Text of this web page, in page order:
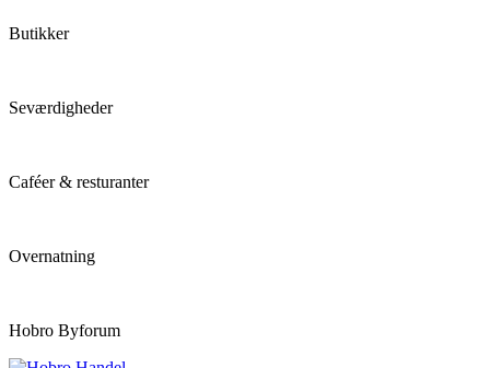
Butikker
Seværdigheder
Caféer & resturanter
Overnatning
Hobro Byforum